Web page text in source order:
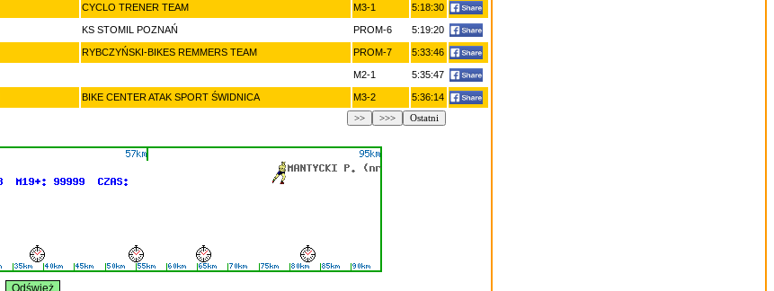
CYCLO TRENER TEAM M3-1 5:18:30
KS STOMIL POZNAŃ PROM-6 5:19:20
RYBCZYŃSKI-BIKES REMMERS TEAM PROM-7 5:33:46
M2-1 5:35:47
BIKE CENTER ATAK SPORT ŚWIDNICA M3-2 5:36:14
Ostatni
>>>
>>